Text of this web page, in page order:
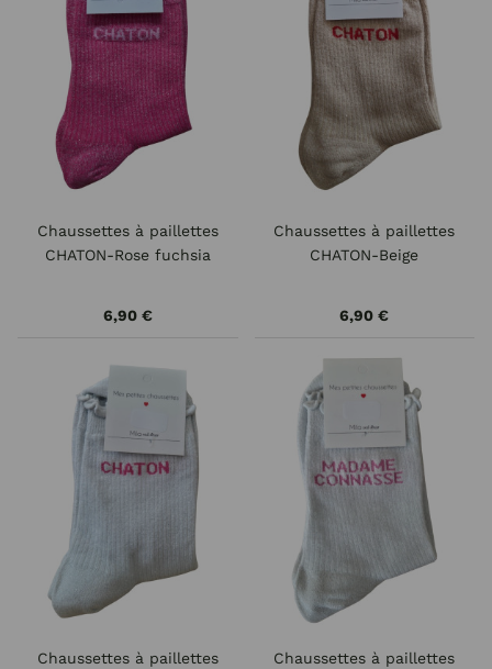
Chaussettes à paillettes
CHATON-Rose fuchsia
6,90 €
Chaussettes à paillettes
CHATON-Beige
6,90 €
Chaussettes à paillettes Chaussettes à paillettes